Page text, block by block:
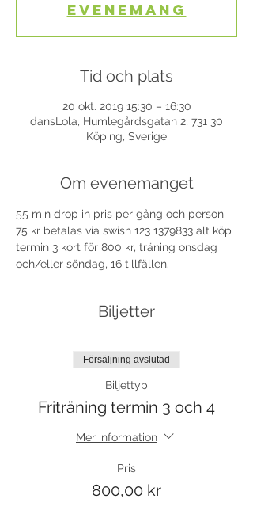
evenemang
Tid och plats
20 okt. 2019 15:30 – 16:30
dansLola, Humlegårdsgatan 2, 731 30
Köping, Sverige
Om evenemanget
55 min drop in pris per gång och person
75 kr betalas via swish 123 1379833 alt köp
termin 3 kort för 800 kr, träning onsdag
och/eller söndag, 16 tillfällen.
Biljetter
Försäljning avslutad
Biljettyp
Friträning termin 3 och 4
Mer information
Pris
800,00 kr